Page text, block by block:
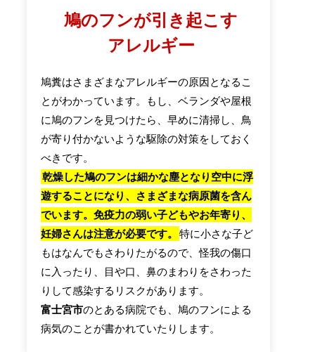
鳩のフンが引き起こす
アレルギー
鳩糞はさまざまなアレルギーの原因となるこ
とがわかっています。もし、ベランダや屋根
に鳩のフンを見つけたら、早めに清掃し、鳥
が寄り付かないような駆除の対策をしておく
べきです。
乾燥した鳩のフンは細かな塵となり空中に浮
遊することになり、さまざまな病原菌を含ん
でいます。免疫力の弱い子どもやお年寄り、
妊婦さんは注意が必要です。
特に小さな子ど
もはなんでもさわりたがるので、怪我の傷口
に入ったり、目や口、鼻のまわりをさわった
りして感染するリスクがあります。
富士宮市のとある病院でも、鳩のフンによる
病気のことが書かれていたりします。